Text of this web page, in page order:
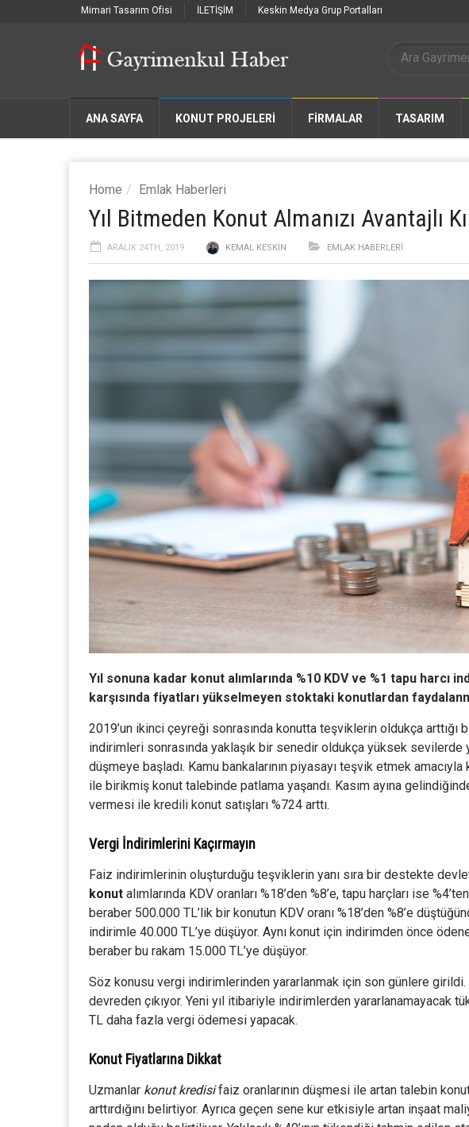
Mimari Tasarım Ofisi İLETİŞİM Keskin Medya Grup Portalları
ANA SAYFA KONUT PROJELERİ FIRMALAR TASARIM
Home Emlak Haberleri
Yıl Bitmeden Konut Almanızı Avantajlı
ARALIK 24TH, 2019 KEMAL KESKIN EMLAK HABERLERI
Yıl sonuna kadar konut alımlarında %10 KDV ve %1 tapu harcı
karşısında fiyatları yükselmeyen stoktaki konutlardan
2019’un ikinci çeyreği sonrasında konutta teşviklerin oldukça arttığı
indirimleri sonrasında yaklaşık bir senedir oldukça yüksek sevilerde
düşmeye başladı. Kamu bankalarının piyasayı teşvik etmek
ile birikmiş konut talebinde patlama yaşandı. Kasım ayına
vermesi ile kredili konut satışları %724 arttı.
Vergi İndirimlerini Kaçırmayın
Faiz indirimlerinin oluşturduğu teşviklerin yanı sıra bir destekte
konut alımlarında KDV oranları %18’den %8’e, tapu harçları ise
beraber 500.000 TL’lik bir konutun KDV oranı %18’den %8’e
indirimle 40.000 TL’ye düşüyor. Aynı konut için indirimden önce
beraber bu rakam 15.000 TL’ye düşüyor.
Söz konusu vergi indirimlerinden yararlanmak için son günlere
devreden çıkıyor. Yeni yıl itibariyle indirimlerden yararlanamayacak
TL daha fazla vergi ödemesi yapacak.
Konut Fiyatlarına Dikkat
Uzmanlar konut kredisifaiz oranlarının düşmesi ile artan talebin
arttırdığını belirtiyor. Ayrıca geçen sene kur etkisiyle artan inşaat